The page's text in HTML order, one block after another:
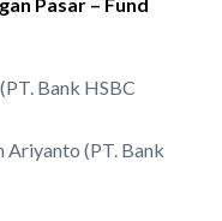
Bank HSBC
Ariyanto (PT. Bank